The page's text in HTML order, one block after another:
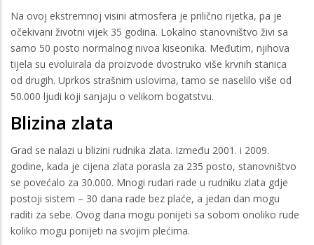
Na ovoj ekstremnoj visini atmosfera je prilično rijetka, pa je
očekivani životni vijek 35 godina. Lokalno stanovništvo živi sa
samo 50 posto normalnog nivoa kiseonika. Međutim, njihova
tijela su evoluirala da proizvode dvostruko više krvnih stanica
od drugih. Uprkos strašnim uslovima, tamo se naselilo više od
50.000 ljudi koji sanjaju o velikom bogatstvu.
Blizina zlata
Grad se nalazi u blizini rudnika zlata. Između 2001. i 2009.
godine, kada je cijena zlata porasla za 235 posto, stanovništvo
se povećalo za 30.000. Mnogi rudari rade u rudniku zlata gdje
postoji sistem – 30 dana rade bez plaće, a jedan dan mogu
raditi za sebe. Ovog dana mogu ponijeti sa sobom onoliko rude
koliko mogu ponijeti na svojim plećima.